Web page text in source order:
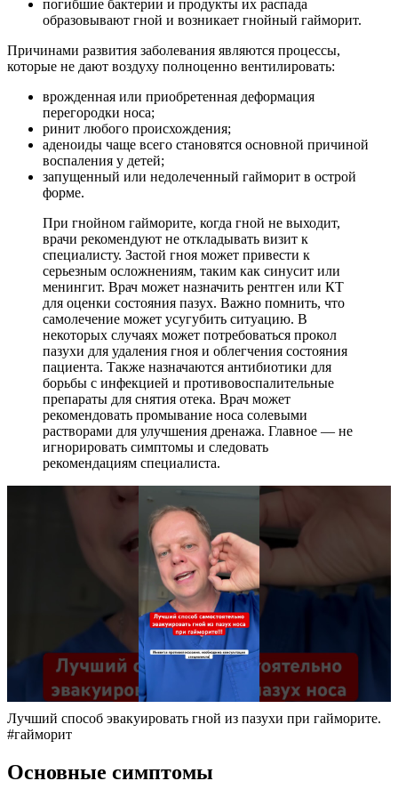
погибшие бактерии и продукты их распада
образовывают гной и возникает гнойный гайморит.
Причинами развития заболевания являются процессы,
которые не дают воздуху полноценно вентилировать:
врожденная или приобретенная деформация
перегородки носа;
ринит любого происхождения;
аденоиды чаще всего становятся основной причиной
воспаления у детей;
запущенный или недолеченный гайморит в острой
форме.
При гнойном гайморите, когда гной не выходит,
врачи рекомендуют не откладывать визит к
специалисту. Застой гноя может привести к
серьезным осложнениям, таким как синусит или
менингит. Врач может назначить рентген или КТ
для оценки состояния пазух. Важно помнить, что
самолечение может усугубить ситуацию. В
некоторых случаях может потребоваться прокол
пазухи для удаления гноя и облегчения состояния
пациента. Также назначаются антибиотики для
борьбы с инфекцией и противовоспалительные
препараты для снятия отека. Врач может
рекомендовать промывание носа солевыми
растворами для улучшения дренажа. Главное — не
игнорировать симптомы и следовать
рекомендациям специалиста.
Лучший способ эвакуировать гной из пазухи при гайморите.
#гайморит
Основные симптомы